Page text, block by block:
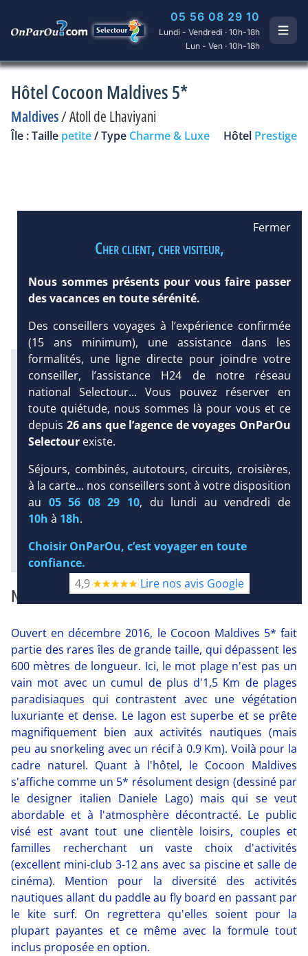
05 56 08 29 10
Lundi - Vendredi · 10h-18h
Lun - Ven · 10h-18h
Hôtel Cocoon Maldives 5*
Maldives/Atoll de Lhaviyani
Île : Taille petite/ Type Charme & Luxe Hôtel Prestige
DEMANDE
DEVIS /
RÉSERVATION
Infos météo :
29 °C
160 mm
29 °C
Infos plages :
Dist.
Distance :
< 100 m
Long.
Longueur :
1.5 km
Esp.
Espace:
Équipement :
150
Tx :42 % Tx :52 %
Snorkeling :
Détails
Excursions :
Diaporama
NOTRE AVIS
Ouvert en décembre 2016, le Cocoon Maldives 5* fait
partie des rares îles de grande taille, qui dépassent les
600 mètres de longueur. Ici, le mot plage n'est pas un
vain mot avec un cumul de plus d'1,5 Km de plages
paradisiaques qui contrastent avec une végétation
luxuriante et dense. Le lagon est superbe et se prête
magnifiquement bien aux activités nautiques (mais
peu au snorkeling avec un récif à 0.9 Km). Voilà pour la
cadre naturel. Quant à l'hôtel, le Cocoon Maldives
s'affiche comme un 5* résolument design (dessiné par
le designer italien Daniele Lago) mais qui se veut
abordable et à l'atmosphère décontracté. Le public
visé est avant tout une clientèle loisirs, couples et
familles recherchant un vaste choix d'activités
(excellent mini-club 3-12 ans avec sa piscine et salle de
cinéma). Mention pour la diversité des activités
nautiques allant du paddle au fly board en passant par
le kite surf. On regrettera qu'elles soient pour la
plupart payantes et ce même avec la formule tout
inclus proposée en option.
Fermer
Cher client, cher visiteur,
Nous sommes présents pour vous faire passer
des vacances en toute sérénité.
Des conseillers voyages à l’expérience confirmée
(15 ans minimum), une assistance dans les
formalités, une ligne directe pour joindre votre
conseiller, l’assistance H24 de notre réseau
national Selectour... Vous pouvez réserver en
toute quiétude, nous sommes là pour vous et ce
depuis 26 ans que l’agence de voyages OnParOu
Selectour existe.
Séjours, combinés, autotours, circuits, croisières,
à la carte... nos conseillers sont à votre disposition
au 05 56 08 29 10, du lundi au vendredi de
10h à 18h.
Choisir OnParOu, c’est voyager en toute
confiance.
4,9
Lire nos avis Google